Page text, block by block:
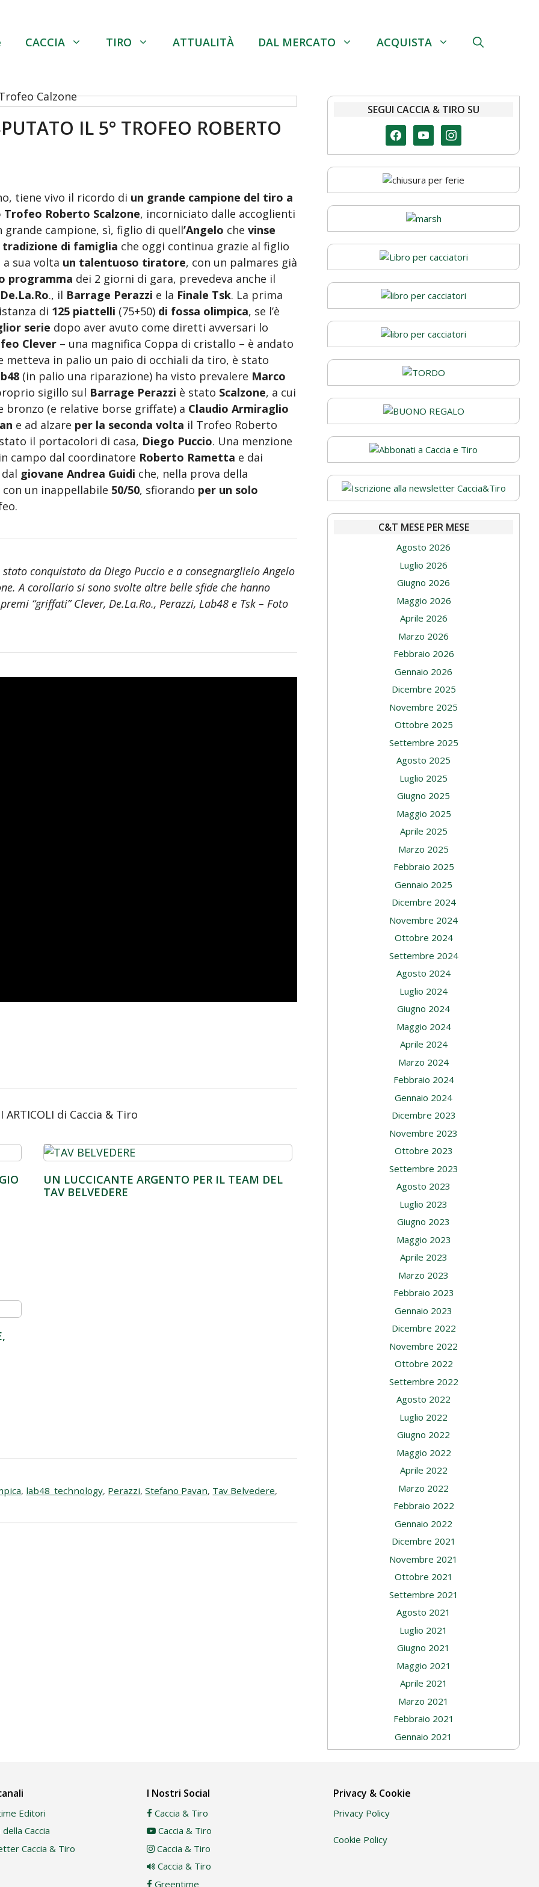
CACCIA TIRO ATTUALITÀ DAL MERCATO ACQUISTA
IL 5° TROFEO ROBERTO
tiene vivo il ricordo di un grande campione del tiro a
Trofeo Roberto Scalzone, incorniciato dalle accoglienti
grande campione, sì, figlio di quell’Angelo che vinse
tradizione di famiglia che oggi continua grazie al figlio
sua volta un talentuoso tiratore, con un palmares già
programma dei 2 giorni di gara, prevedeva anche il
., il Barrage Perazzi e la Finale Tsk. La prima
di 125 piattelli (75+50) di fossa olimpica, se l’è
serie dopo aver avuto come diretti avversari lo
Clever – una magnifica Coppa di cristallo – è andato
metteva in palio un paio di occhiali da tiro, è stato
(in palio una riparazione) ha visto prevalere Marco
sigillo sul Barrage Perazzi è stato Scalzone, a cui
bronzo (e relative borse griffate) a Claudio Armiraglio
e ad alzare per la seconda volta il Trofeo Roberto
il portacolori di casa, Diego Puccio. Una menzione
campo dal coordinatore Roberto Rametta e dai
giovane Andrea Guidi che, nella prova della
un inappellabile 50/50, sfiorando per un solo
conquistato da Diego Puccio e a consegnarglielo Angelo
A corollario si sono svolte altre belle sfide che hanno
“griffati” Clever, De.La.Ro., Perazzi, Lab48 e Tsk – Foto
ARTICOLI di Caccia & Tiro
UN LUCCICANTE ARGENTO PER IL TEAM DEL
TAV BELVEDERE
, lab48_technology, Perazzi,Stefano Pavan, Tav Belvedere,
SEGUI CACCIA & TIRO SU
facebookyoutubeinstagram
C&T MESE PER MESE
Agosto 2026
Luglio 2026
Giugno 2026
Maggio 2026
Aprile 2026
Marzo 2026
Febbraio 2026
Gennaio 2026
Dicembre 2025
Novembre 2025
Ottobre 2025
Settembre 2025
Agosto 2025
Luglio 2025
Giugno 2025
Maggio 2025
Aprile 2025
Marzo 2025
Febbraio 2025
Gennaio 2025
Dicembre 2024
Novembre 2024
Ottobre 2024
Settembre 2024
Agosto 2024
Luglio 2024
Giugno 2024
Maggio 2024
Aprile 2024
Marzo 2024
Febbraio 2024
Gennaio 2024
Dicembre 2023
Novembre 2023
Ottobre 2023
Settembre 2023
Agosto 2023
Luglio 2023
Giugno 2023
Maggio 2023
Aprile 2023
Marzo 2023
Febbraio 2023
Gennaio 2023
Dicembre 2022
Novembre 2022
Ottobre 2022
Settembre 2022
Agosto 2022
Luglio 2022
Giugno 2022
Maggio 2022
Aprile 2022
Marzo 2022
Febbraio 2022
Gennaio 2022
Dicembre 2021
Novembre 2021
Ottobre 2021
Settembre 2021
Agosto 2021
Luglio 2021
Giugno 2021
Maggio 2021
Aprile 2021
Marzo 2021
Febbraio 2021
Gennaio 2021
Editori
Caccia
Caccia & Tiro
I Nostri Social
Caccia & Tiro
Caccia & Tiro
Caccia & Tiro
Caccia & Tiro
Greentime
Privacy & Cookie
Privacy Policy
Cookie Policy